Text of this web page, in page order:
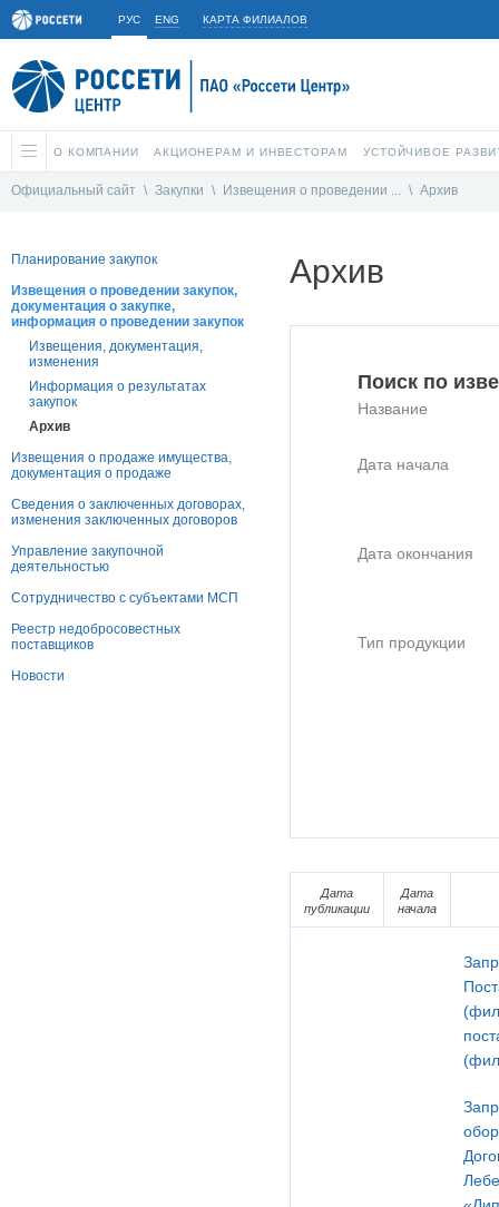
РУС ENG КАРТА ФИЛИАЛОВ
О КОМПАНИИ АКЦИОНЕРАМ И ИНВЕСТОРАМ УСТОЙЧИВОЕ
Официальный сайт \ Закупки \ Извещения о проведении ... \ Архив
Планирование закупок
Извещения о проведении закупок,
документация о закупке,
информация о проведении закупок
Извещения, документация,
изменения
Информация о результатах
закупок
Архив
Извещения о продаже имущества,
документация о продаже
Сведения о заключенных договорах,
изменения заключенных договоров
Управление закупочной
деятельностью
Сотрудничество с субъектами МСП
Реестр недобросовестных
поставщиков
Новости
Архив
Поиск по
Название
Дата начала
Дата окончания
Тип продукции
Дата
публикации
Дата
начала